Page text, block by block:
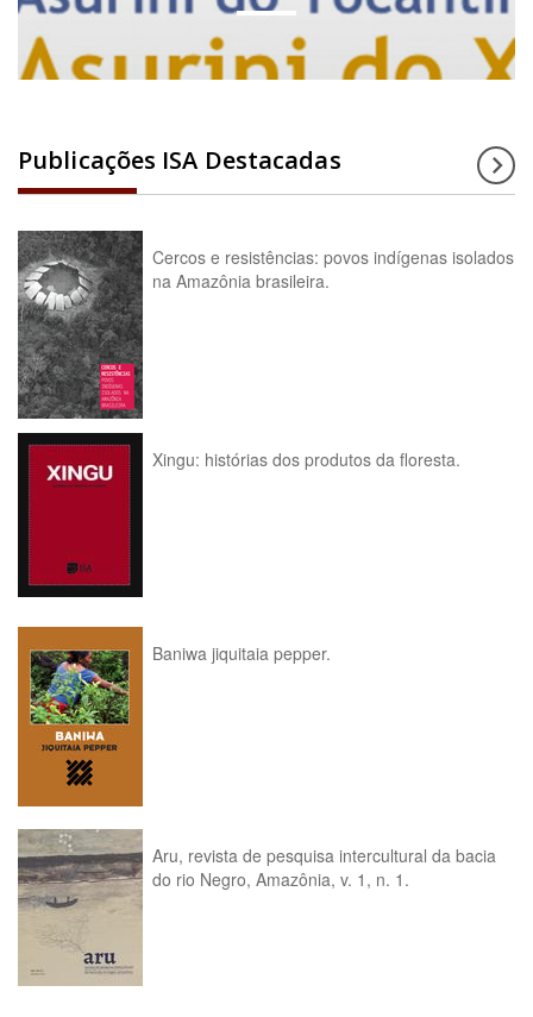
Publicações ISA Destacadas
Cercos e resistências: povos indígenas isolados
na Amazônia brasileira.
Xingu: histórias dos produtos da floresta.
Baniwa jiquitaia pepper.
Aru, revista de pesquisa intercultural da bacia
do rio Negro, Amazônia, v. 1, n. 1.